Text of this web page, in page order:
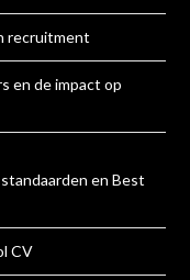
recruitment
en de impact op
en Best
CV